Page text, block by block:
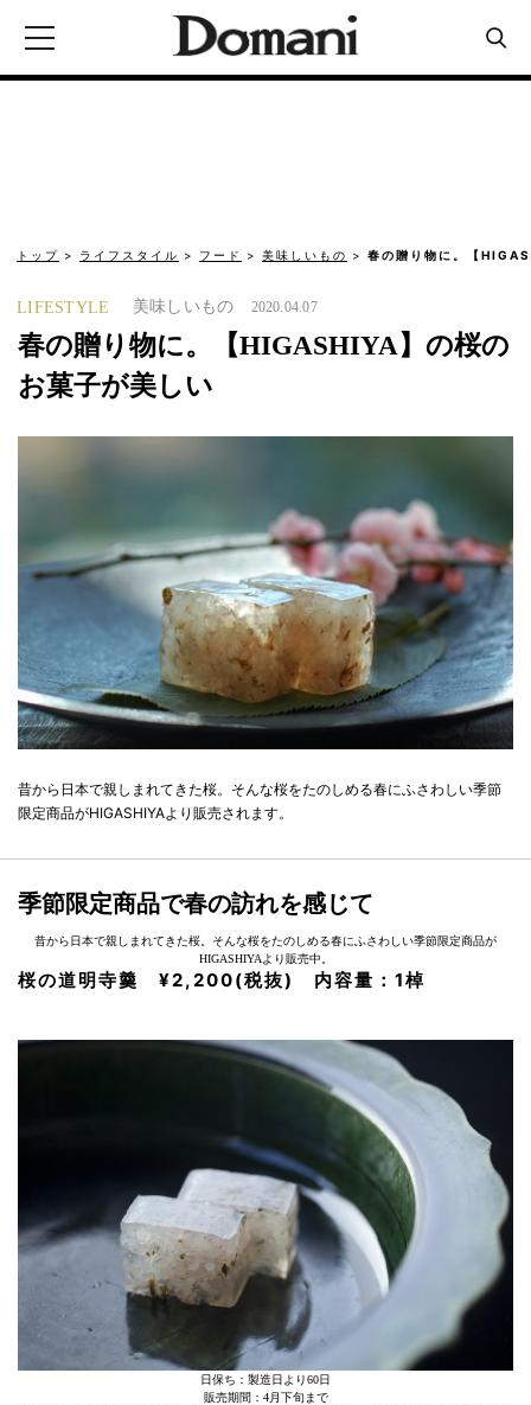
トップ ライフスタイル フード 美味しいもの 春の贈り物に。【
LIFESTYLE 美味しいもの 2020.04.07
春の贈り物に。【HIGASHIYA】の桜の
お菓子が美しい
昔から日本で親しまれてきた桜。そんな桜をたのしめる春にふさわしい季節
限定商品がHIGASHIYAより販売されます。
季節限定商品で春の訪れを感じて
昔から日本で親しまれてきた桜。そんな桜をたのしめる春にふさわしい季節限定商品が
HIGASHIYAより販売中。
桜の道明寺羹 ¥2,200(税抜) 内容量：1棹
日保ち：製造日より60日
販売期間：4月下旬まで